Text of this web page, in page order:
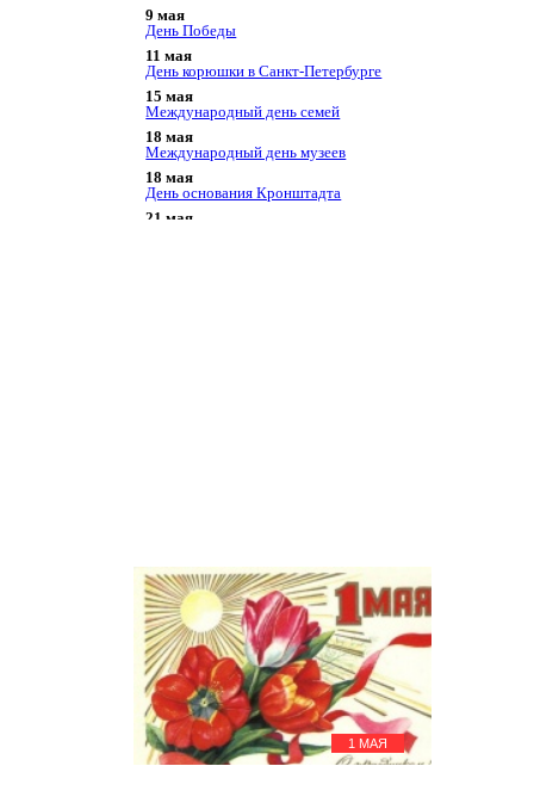
9 мая
День Победы
11 мая
День корюшки в Санкт-Петербурге
15 мая
Международный день семей
18 мая
Международный день музеев
18 мая
День основания Кронштадта
21 мая
День города Санкт-Петербурга
28 мая
День пограничника
30 мая
День святой Жанны д'Арк
31 мая
Посещение Девой Марией
Елизаветы
День российской адвокатуры 1 МАЯ